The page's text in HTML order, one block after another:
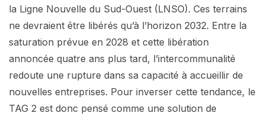
la Ligne Nouvelle du Sud-Ouest (LNSO). Ces terrains
ne devraient être libérés qu’à l’horizon 2032. Entre la
saturation prévue en 2028 et cette libération
annoncée quatre ans plus tard, l’intercommunalité
redoute une rupture dans sa capacité à accueillir de
nouvelles entreprises. Pour inverser cette tendance, le
TAG 2 est donc pensé comme une solution de